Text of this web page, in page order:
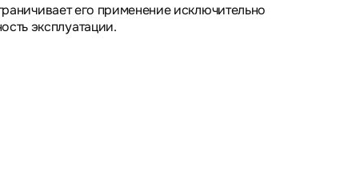
его применение исключительно
эксплуатации.